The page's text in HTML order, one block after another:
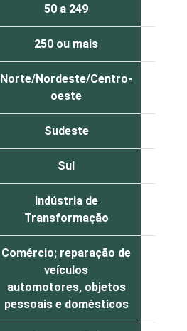
50 a 249
250 ou mais
Norte/Nordeste/Centro-
oeste
Sudeste
Sul
Indústria de
Transformação
Comércio; reparação de
veículos
automotores, objetos
pessoais e domésticos